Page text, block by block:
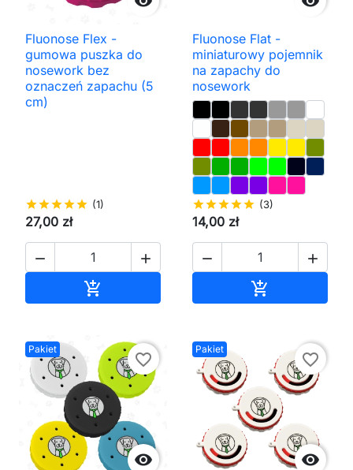
Fluonose Flex -
gumowa puszka do
nosework bez
oznaczeń zapachu (5
cm)
starstarstarstarstar (1)
27,00 zł
 

Fluonose Flat -
miniaturowy pojemnik
na zapachy do
nosework
starstarstarstarstar (3)
14,00 zł
 

Pakiet

favorite_border
Pakiet

favorite_border